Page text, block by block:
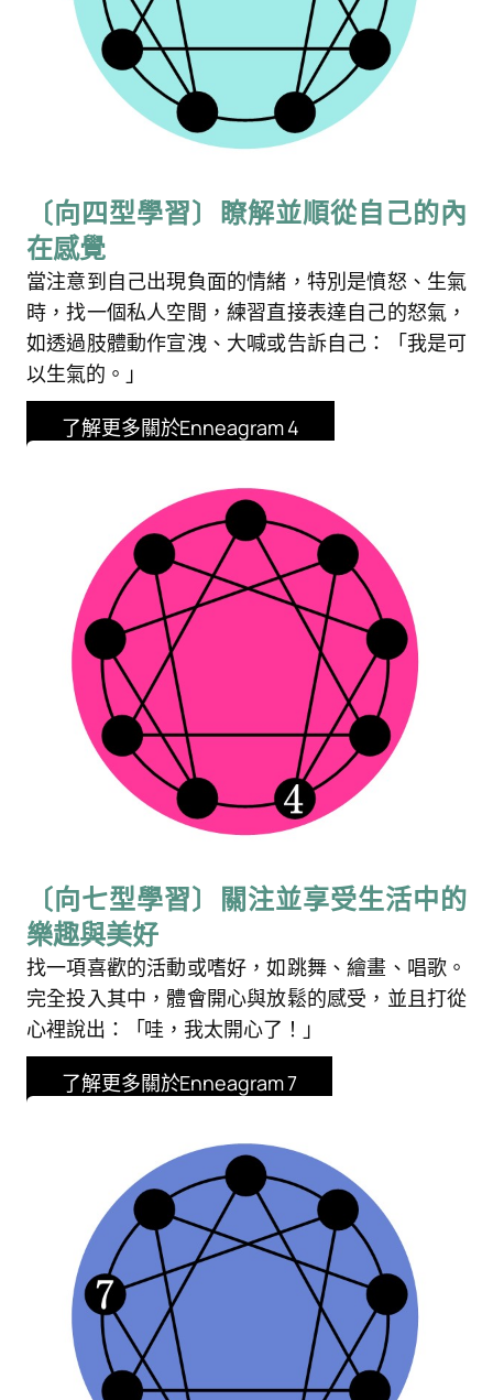
搜尋
〔向四型學習〕瞭解並順從自己的內
在感覺
當注意到自己出現負面的情緒，特別是憤怒、生氣
時，找一個私人空間，練習直接表達自己的怒氣，
如透過肢體動作宣洩、大喊或告訴自己：「我是可
以生氣的。」
了解更多關於Enneagram 4
〔向七型學習〕關注並享受生活中的
樂趣與美好
找一項喜歡的活動或嗜好，如跳舞、繪畫、唱歌。
完全投入其中，體會開心與放鬆的感受，並且打從
心裡說出：「哇，我太開心了！」
了解更多關於Enneagram 7